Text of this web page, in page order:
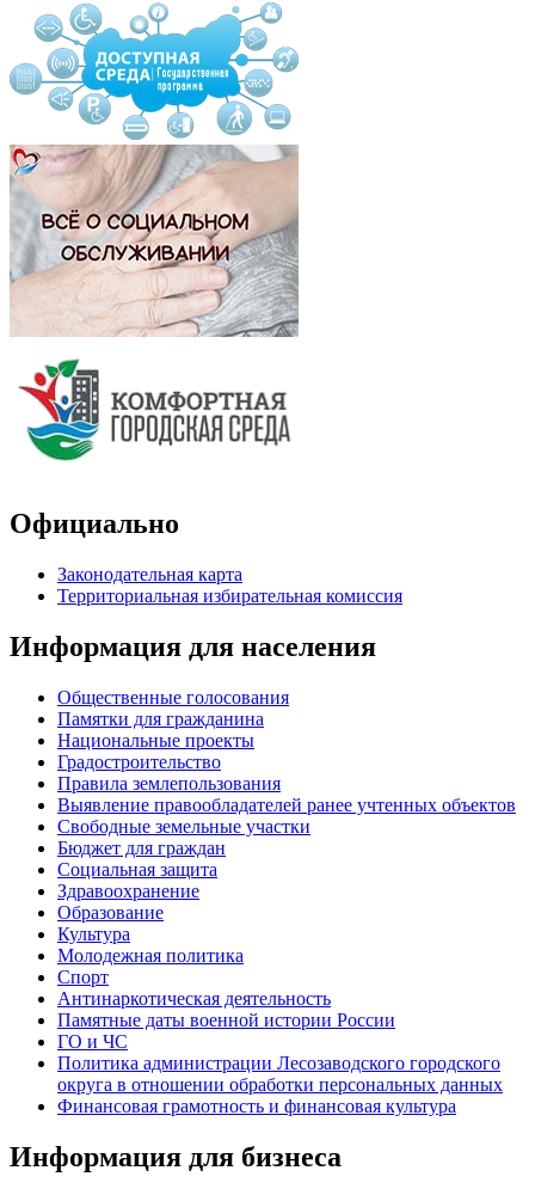
Официально
Законодательная карта
Территориальная избирательная комиссия
Информация для населения
Общественные голосования
Памятки для гражданина
Национальные проекты
Градостроительство
Правила землепользования
Выявление правообладателей ранее учтенных объектов
Свободные земельные участки
Бюджет для граждан
Социальная защита
Здравоохранение
Образование
Культура
Молодежная политика
Спорт
Антинаркотическая деятельность
Памятные даты военной истории России
ГО и ЧС
Политика администрации Лесозаводского городского
округа в отношении обработки персональных данных
Финансовая грамотность и финансовая культура
Информация для бизнеса